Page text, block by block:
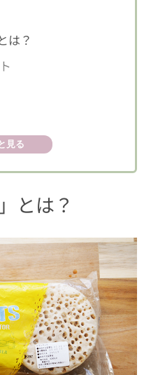
は？
見る
とは？